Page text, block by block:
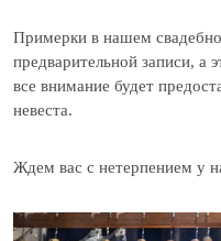
Примерки в нашем
предварительной записи, а
все внимание будет
невеста.
Ждем вас с нетерпением у